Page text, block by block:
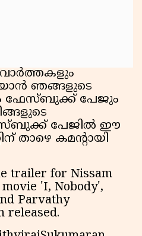
ഞങ്ങളുടെ
ഫേസ്ബുക്ക് പേജും
പേജിൽ ഈ
താഴെ കമൻ്റായി
trailer for Nissam
'I, Nobody',
Parvathy
released.